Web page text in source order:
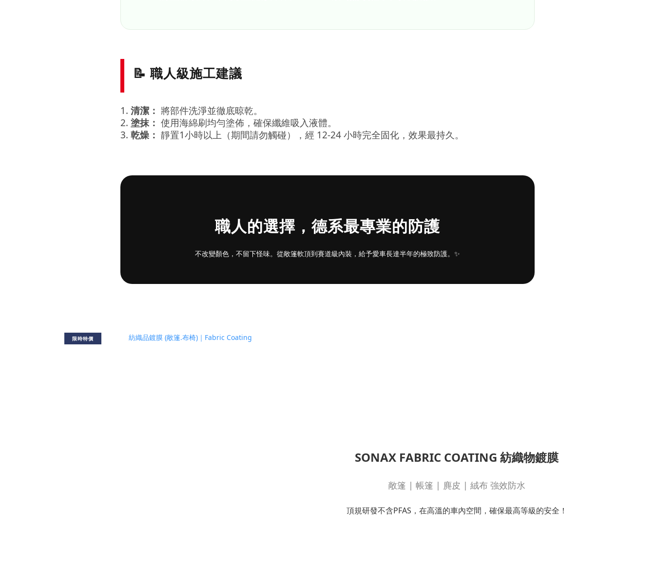
📝 職人級施工建議
1. 清潔： 將部件洗淨並徹底晾乾。
2. 塗抹： 使用海綿刷均勻塗佈，確保纖維吸入液體。
3. 乾燥： 靜置1小時以上（期間請勿觸碰），經 12-24 小時完全固化，效果最持久。
職人的選擇，德系最專業的防護
不改變顏色，不留下怪味。從敞篷軟頂到賽道級內裝，給予愛車長達半年的極致防護。✨
限時特價
SONAX FABRIC COATING 紡織物鍍膜
敞篷 | 帳篷 | 麂皮 | 絨布 強效防水
頂規研發不含PFAS，在高溫的車內空間，確保最高等級的安全！